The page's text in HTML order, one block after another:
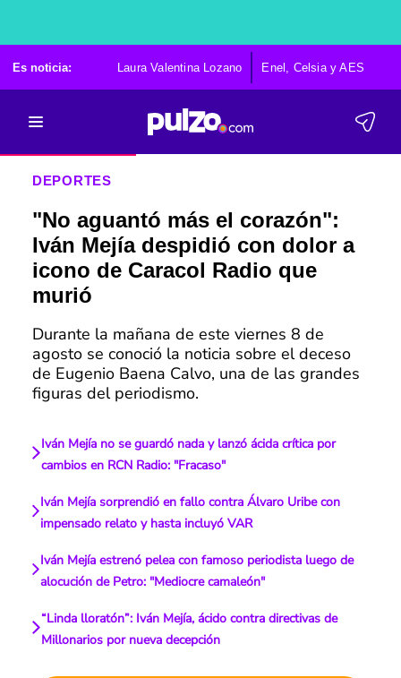
Es noticia: Laura Valentina Lozano Enel, Celsia y AES
DEPORTES
"No aguantó más el corazón":
Iván Mejía despidió con dolor a
icono de Caracol Radio que
murió
Durante la mañana de este viernes 8 de
agosto se conoció la noticia sobre el deceso
de Eugenio Baena Calvo, una de las grandes
figuras del periodismo.
Iván Mejía no se guardó nada y lanzó ácida crítica por
cambios en RCN Radio: "Fracaso"
Iván Mejía sorprendió en fallo contra Álvaro Uribe con
impensado relato y hasta incluyó VAR
Iván Mejía estrenó pelea con famoso periodista luego de
alocución de Petro: "Mediocre camaleón"
“Linda lloratón”: Iván Mejía, ácido contra directivas de
Millonarios por nueva decepción